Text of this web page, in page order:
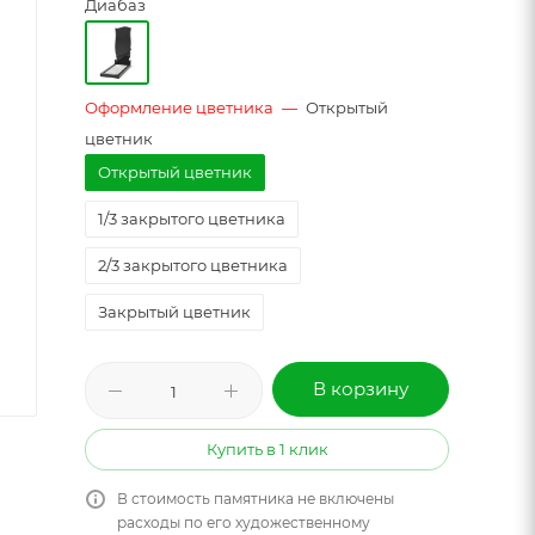
Диабаз
Оформление цветника — Открытый
цветник
Открытый цветник
1/3 закрытого цветника
2/3 закрытого цветника
Закрытый цветник
В корзину
Купить в 1 клик
В стоимость памятника не включены
расходы по его художественному